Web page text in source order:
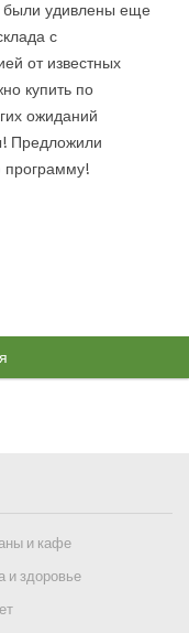
были удивлены еще
с
от известных
купить по
ожиданий
Предложили
программу!
и кафе
и здоровье